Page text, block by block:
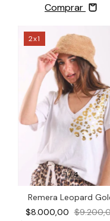
Comprar
1/4
2x1
Remera Leopard
$8.000,00